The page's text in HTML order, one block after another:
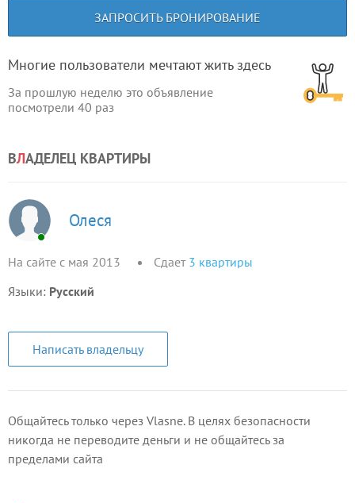
ЗАПРОСИТЬ БРОНИРОВАНИЕ
Многие пользователи мечтают жить здесь
За прошлую неделю это объявление
посмотрели 40 раз
ВЛАДЕЛЕЦ КВАРТИРЫ
Олеся
На сайте с мая 2013 Сдает 3 квартиры
Языки: Русский
Написать владельцу
Общайтесь только через Vlasne. В целях безопасности
никогда не переводите деньги и не общайтесь за
пределами сайта